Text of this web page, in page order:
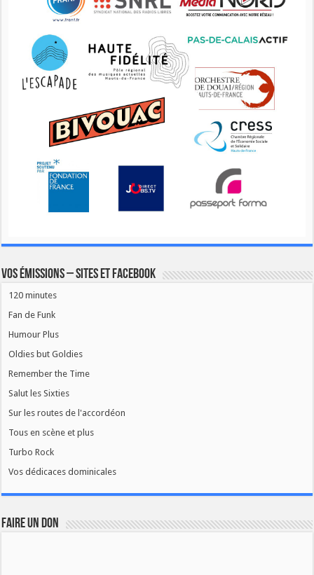
Vos émissions – Sites et Facebook
120 minutes
Fan de Funk
Humour Plus
Oldies but Goldies
Remember the Time
Salut les Sixties
Sur les routes de l'accordéon
Tous en scène et plus
Turbo Rock
Vos dédicaces dominicales
FAIRE UN DON